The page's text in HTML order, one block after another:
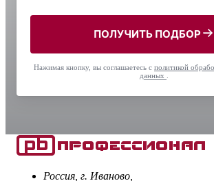
ПОЛУЧИТЬ ПОДБОР
Нажимая кнопку, вы соглашаетесь с политикой
данных
Россия, г. Иваново,